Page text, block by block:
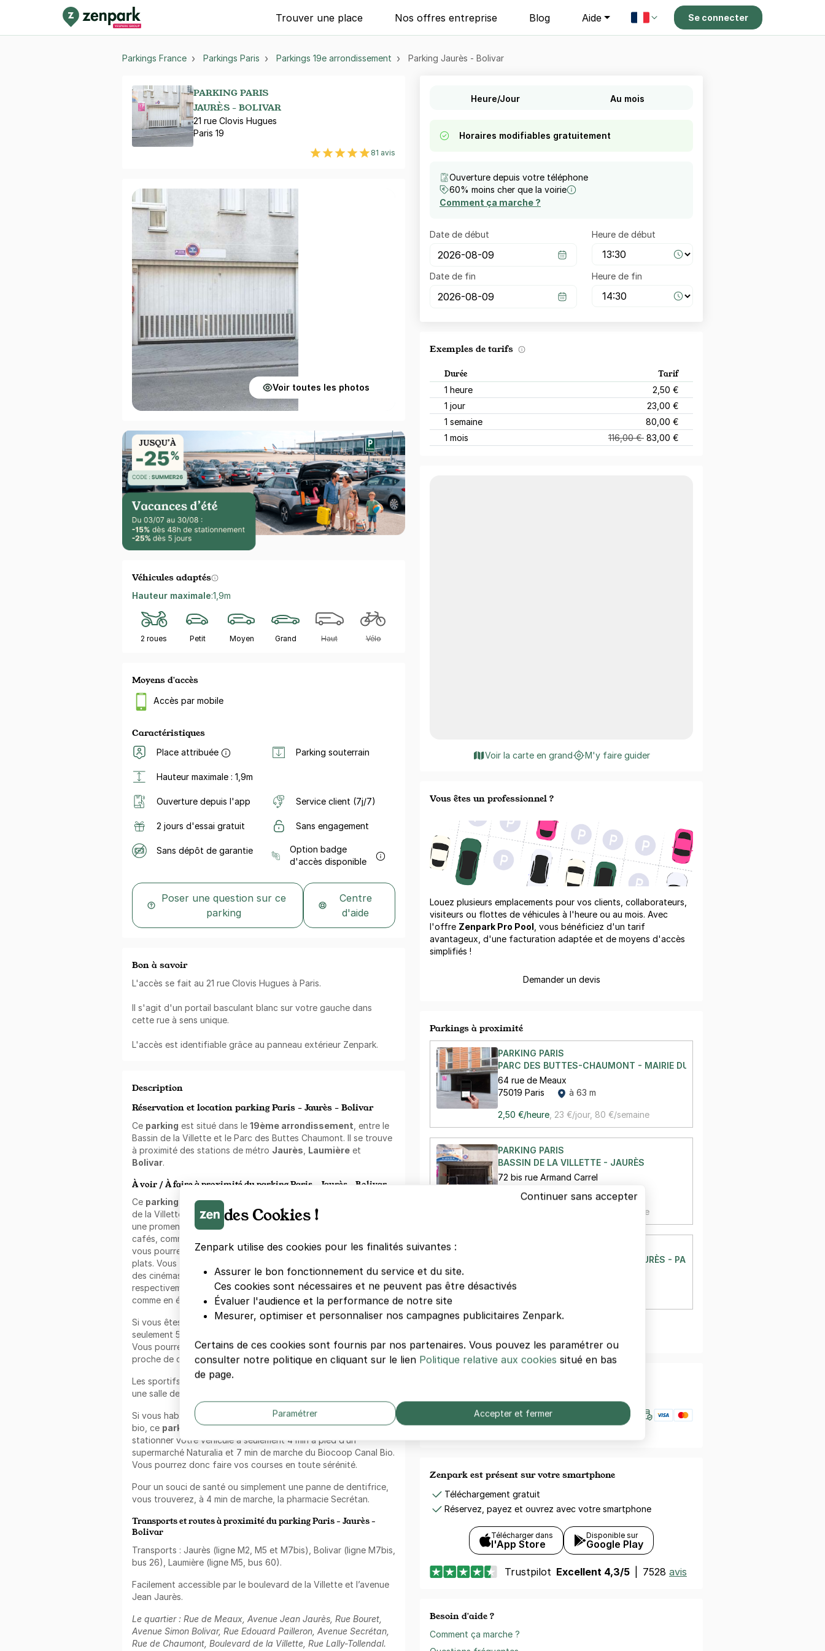
Trouver une place Nos offres entreprise Blog Aide Se connecter
Parkings France Parkings Paris Parkings 19e arrondissement Parking Jaurès - Bolivar
PARKING PARIS
JAURÈS - BOLIVAR
21 rue Clovis Hugues
Paris 19
81 avis
Voir toutes les photos
Véhicules adaptés
Hauteur maximale:1,9m
2 roues Petit Moyen Grand Haut Vélo
Moyens d'accès
Accès par mobile
Caractéristiques
Place attribuée Parking souterrain
Hauteur maximale : 1,9m
Ouverture depuis l'app Service client (7j/7)
2 jours d'essai gratuit Sans engagement
Sans dépôt de garantie
Option badge
d'accès disponible
Poser une question sur ce
parking
Centre
d'aide
Bon à savoir
L'accès se fait au 21 rue Clovis Hugues à Paris.
Il s'agit d'un portail basculant blanc sur votre gauche dans
cette rue à sens unique.
L'accès est identifiable grâce au panneau extérieur Zenpark.
Description
Réservation et location parking Paris - Jaurès - Bolivar
Ce parking est situé dans le 19ème arrondissement , entre le
Bassin de la Villette et le Parc des Buttes Chaumont. Il se trouve
à proximité des stations de métro Jaurès Laumière et
Bolivar.
À voir / À faire à proximité du parking Paris - Jaurès - Bolivar
Ce parking Parisest situé à seulement 8 min à pied du Bassin
de la Villette. Vous pourrez donc vous y rendre facilement pour
une promenade agréable où profiter des nombreux bars et
cafés, comme le célèbre bar de l'Ourcq ou la Péniche Anako, ou
vous pourrez assister à des concerts et déguster de délicieux
plats. Vous trouverez aussi une piscine à ciel ouvert, ainsi que
des cinémas MK2 Quai de Loire et Quai de Seine situé
respectivement à 6 et 8 min à pied. De quoi profiter en hiver,
comme en été.
Si vous êtes de passage à Paris, l’Ibis budget Paris La Villette, à
seulement 5 min de marche, est l’endroit idéal pour séjourner.
Vous pourrez profiter pleinement du quartier, tout en étant
proche de ce
parking bon plan.
Les sportifs trouveront leur bonheur avec le Climbing District et
une salle de sport Neoness situés tous deux à 2 min à pied.
Si vous habitez dans le quartier et que vous aimez consommer
bio, ce parking Bassin de la Villettevous permettra de
stationner votre véhicule à seulement 4 min à pied d’un
supermarché Naturalia et 7 min de marche du Biocoop Canal Bio.
Vous pourrez donc faire vos courses en toute sérénité.
Pour un souci de santé ou simplement une panne de dentifrice,
vous trouverez, à 4 min de marche, la pharmacie Secrétan.
Transports et routes à proximité du parking Paris - Jaurès -
Bolivar
Transports : Jaurès (ligne M2, M5 et M7bis), Bolivar (ligne M7bis,
bus 26), Laumière (ligne M5, bus 60).
Facilement accessible par le boulevard de la Villette et l’avenue
Jean Jaurès.
Le quartier : Rue de Meaux, Avenue Jean Jaurès, Rue Bouret,
Avenue Simon Bolivar, Rue Edouard Pailleron, Avenue Secrétan,
Rue de Chaumont, Boulevard de la Villette, Rue Lally-Tollendal.
Au mois
Heure/Jour
Horaires modifiables gratuitement
Ouverture depuis votre téléphone
60% moins cher que la voirie
Comment ça marche ?
Date de début Heure de début
Date de fin Heure de fin
Exemples de tarifs
Durée
Tarif
1 heure
2,50 €
1 jour
23,00 €
1 semaine
80,00 €
1 mois
116,00 € 83,00 €
Voir la carte en grand M'y faire guider
Vous êtes un professionnel ?
Louez plusieurs emplacements pour vos clients, collaborateurs,
visiteurs ou flottes de véhicules à l'heure ou au mois. Avec
l'offre Zenpark Pro Pool , vous bénéficiez d'un tarif
avantageux, d'une facturation adaptée et de moyens d'accès
simplifiés !
Demander un devis
Parkings à proximité
PARKING PARIS
PARC DES BUTTES-CHAUMONT - MAIRIE DU 19E
64 rue de Meaux
75019 Paris
à 63 m
2,50 €/heure 23 €/jour, 80 €/semaine
PARKING PARIS
BASSIN DE LA VILLETTE - JAURÈS
72 bis rue Armand Carrel
80 €/semaine
MK2 QUAI DE LOIRE - AV JEAN JAURÈS - PARIS 19
75019 Paris
Paiement sécurisé
Sans frais de réservation
Annulation gratuite
Zenpark est présent sur votre smartphone
Téléchargement gratuit
Réservez, payez et ouvrez avec votre smartphone
Télécharger dans
l'App Store
Disponible sur
Google Play
Trustpilot Excellent 4,3/5 7528 avis
Besoin d'aide ?
Comment ça marche ?
Continuer sans accepter
des Cookies !
Zenpark utilise des cookies pour les finalités suivantes :
Assurer le bon fonctionnement du service et du site.
Ces cookies sont nécessaires et ne peuvent pas être désactivés
Évaluer l'audience et la performance de notre site
Mesurer, optimiser et personnaliser nos campagnes publicitaires Zenpark.
Certains de ces cookies sont fournis par nos partenaires. Vous pouvez les paramétrer ou
consulter notre politique en cliquant sur le lien Politique relative aux cookies situé en bas
de page.
Paramétrer Accepter et fermer